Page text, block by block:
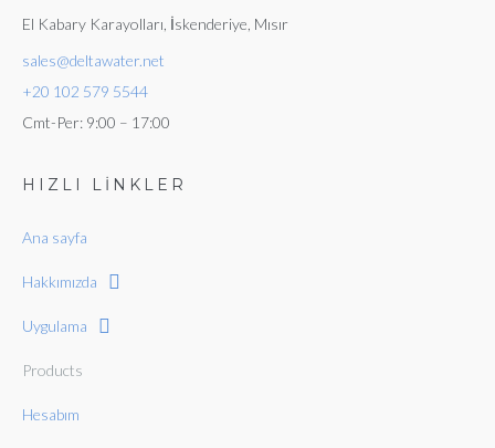
El Kabary Karayolları, İskenderiye, Mısır
sales@deltawater.net
+20 102 579 5544
Cmt-Per: 9:00 – 17:00
HIZLI LİNKLER
Ana sayfa
Hakkımızda
Uygulama
Products
Hesabım